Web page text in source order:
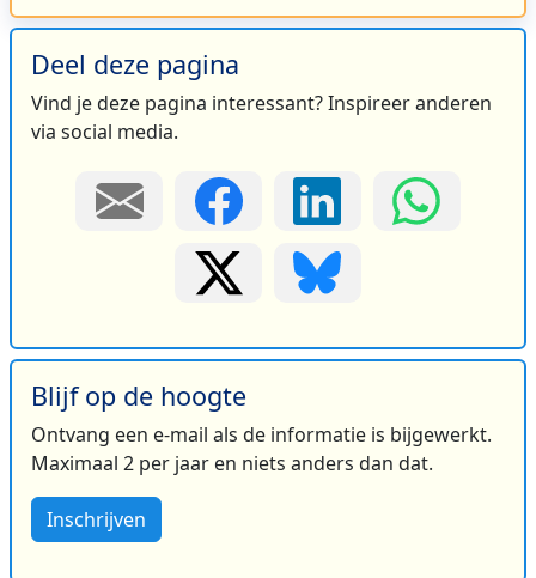
Deel deze pagina
Vind je deze pagina interessant? Inspireer anderen
via social media.
Blijf op de hoogte
Ontvang een e-mail als de informatie is bijgewerkt.
Maximaal 2 per jaar en niets anders dan dat.
Inschrijven